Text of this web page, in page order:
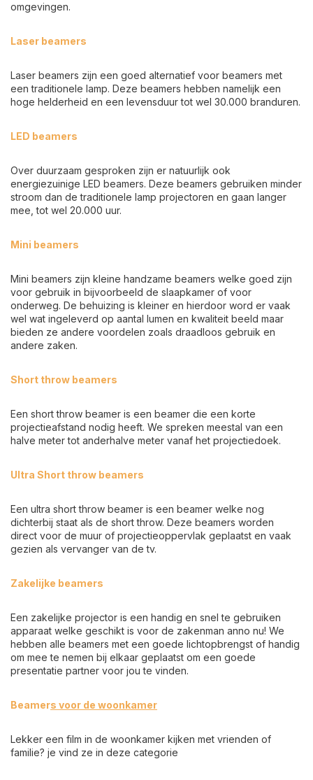
omgevingen.
Laser beamers
Laser beamers zijn een goed alternatief voor beamers met
een traditionele lamp. Deze beamers hebben namelijk een
hoge helderheid en een levensduur tot wel 30.000 branduren.
LED beamers
Over duurzaam gesproken zijn er natuurlijk ook
energiezuinige LED beamers. Deze beamers gebruiken minder
stroom dan de traditionele lamp projectoren en gaan langer
mee, tot wel 20.000 uur.
Mini beamers
Mini beamers zijn kleine handzame beamers welke goed zijn
voor gebruik in bijvoorbeeld de slaapkamer of voor
onderweg. De behuizing is kleiner en hierdoor word er vaak
wel wat ingeleverd op aantal lumen en kwaliteit beeld maar
bieden ze andere voordelen zoals draadloos gebruik en
andere zaken.
Short throw beamers
Een short throw beamer is een beamer die een korte
projectieafstand nodig heeft. We spreken meestal van een
halve meter tot anderhalve meter vanaf het projectiedoek.
Ultra Short throw beamers
Een ultra short throw beamer is een beamer welke nog
dichterbij staat als de short throw. Deze beamers worden
direct voor de muur of projectieoppervlak geplaatst en vaak
gezien als vervanger van de tv.
Zakelijke beamers
Een zakelijke projector is een handig en snel te gebruiken
apparaat welke geschikt is voor de zakenman anno nu! We
hebben alle beamers met een goede lichtopbrengst of handig
om mee te nemen bij elkaar geplaatst om een goede
presentatie partner voor jou te vinden.
Beamers voor de woonkamer
Lekker een film in de woonkamer kijken met vrienden of
familie? je vind ze in deze categorie